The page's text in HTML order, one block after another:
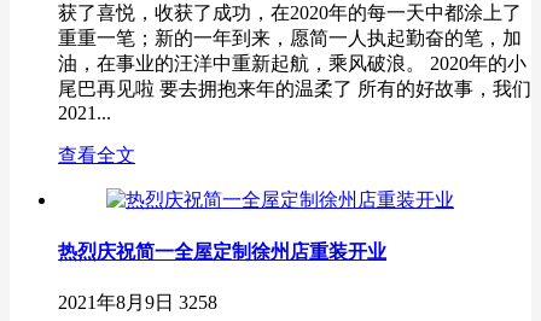
获了喜悦，收获了成功，在2020年的每一天中都涂上了
重重一笔；新的一年到来，愿简一人执起勤奋的笔，加
油，在事业的汪洋中重新起航，乘风破浪。 2020年的小
尾巴再见啦 要去拥抱来年的温柔了 所有的好故事，我们
2021...
查看全文
热烈庆祝简一全屋定制徐州店重装开业
2021年8月9日 3258